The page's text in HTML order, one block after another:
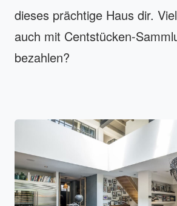
dieses prächtige Haus dir.
auch mit Centstücken-
bezahlen?